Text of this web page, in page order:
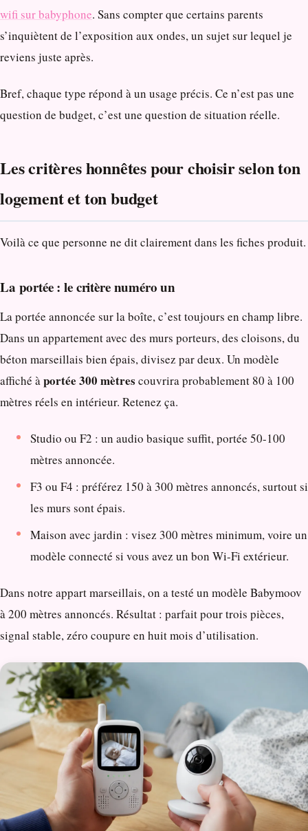
wifi sur babyphone. Sans compter que certains parents
s’inquiètent de l’exposition aux ondes, un sujet sur lequel je
reviens juste après.
Bref, chaque type répond à un usage précis. Ce n’est pas une
question de budget, c’est une question de situation réelle.
Les critères honnêtes pour choisir selon ton
logement et ton budget
Voilà ce que personne ne dit clairement dans les fiches produit.
La portée : le critère numéro un
La portée annoncée sur la boîte, c’est toujours en champ libre.
Dans un appartement avec des murs porteurs, des cloisons, du
béton marseillais bien épais, divisez par deux. Un modèle
affiché àportée 300 mètres couvrira probablement 80 à 100
mètres réels en intérieur. Retenez ça.
Studio ou F2 : un audio basique suffit, portée 50-100
mètres annoncée.
F3 ou F4 : préférez 150 à 300 mètres annoncés, surtout si
les murs sont épais.
Maison avec jardin : visez 300 mètres minimum, voire un
modèle connecté si vous avez un bon Wi-Fi extérieur.
Dans notre appart marseillais, on a testé un modèle Babymoov
à 200 mètres annoncés. Résultat : parfait pour trois pièces,
signal stable, zéro coupure en huit mois d’utilisation.